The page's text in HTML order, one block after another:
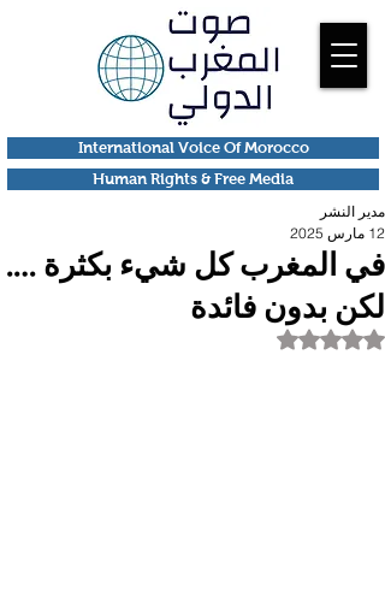
Human Rights & Free Media
International Voice Of Morocco
في المغرب كل شيء بكثرة ….
لكن بدون فائدة
مدير النشر
12 مارس 2025
تم التقييم بـ ليس رقمًا من أصل 5 نجوم.